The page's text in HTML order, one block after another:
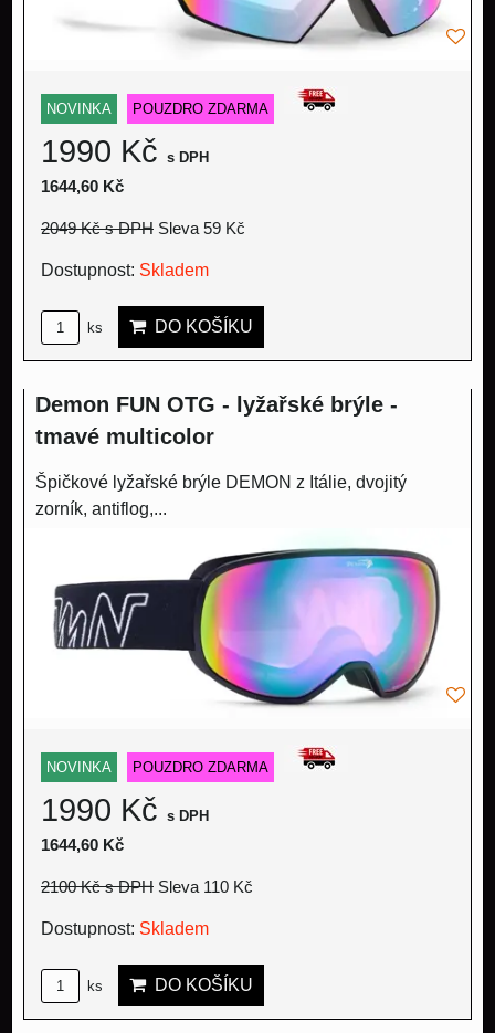
NOVINKA POUZDRO ZDARMA
1990 Kč s DPH
1644,60 Kč
2049 Kčs DPH Sleva 59 Kč
Dostupnost: Skladem
ks DO KOŠÍKU
Demon FUN OTG - lyžařské brýle -
tmavé multicolor
Špičkové lyžařské brýle DEMON z Itálie, dvojitý
zorník, antiflog,...
NOVINKA POUZDRO ZDARMA
1990 Kč s DPH
1644,60 Kč
2100 Kčs DPH Sleva 110 Kč
Dostupnost: Skladem
ks DO KOŠÍKU